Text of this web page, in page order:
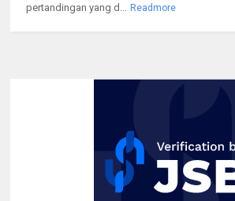
pertandingan yang d...
Readmore